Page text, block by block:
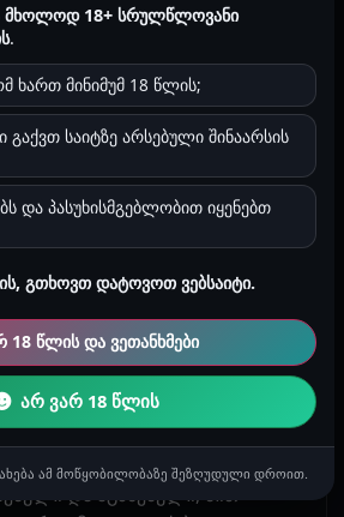
არიან და პირველი აქტის
წარმართვას უშლიან ხელს.
შესაძლებელია ქალის
აგზნების პირობებში.
გამოეყოფა ვაგინალური
ლორწოვანისითხე. ეს არ
სააბაზანოში მის მოსაწმენდად
ეს სეკრეტი საჭიროა, რომ
ვერ გამოეყოფა, ან
საშოს სეკრეტი, საჭიროა
აინტერესებს, სისხლი ბევრი
დროს. სისხლი
არც აღინიშნოს. რაც მეტად
და აგზნებული, მით
მხოლოდ 18+ სრულწლოვანი
.
ხართ მინიმუმ 18 წლის;
გაქვთ საიტზე არსებული შინაარსის
და პასუხისმგებლობით იყენებთ
გთხოვთ დატოვოთ ვებსაიტი.
18 წლის და ვეთანხმები
არ ვარ 18 წლის
ამ მოწყობილობაზე შეზღუდული დროით.